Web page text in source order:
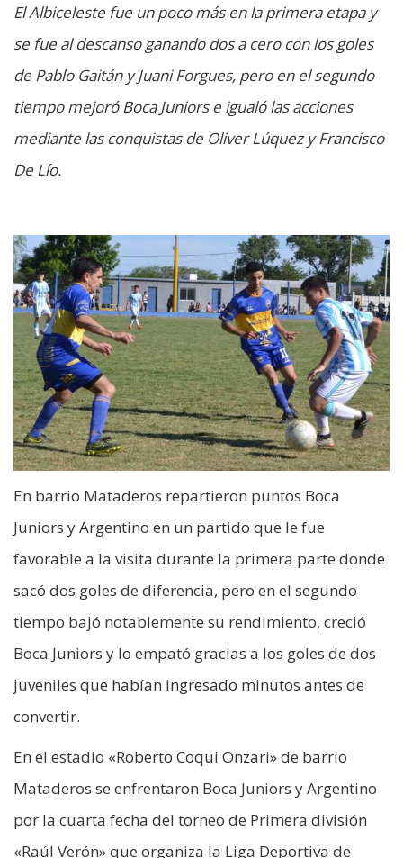
El Albiceleste fue un poco más en la primera etapa y
se fue al descanso ganando dos a cero con los goles
de Pablo Gaitán y Juani Forgues, pero en el segundo
tiempo mejoró Boca Juniors e igualó las acciones
mediante las conquistas de Oliver Lúquez y Francisco
De Lío.
En barrio Mataderos repartieron puntos Boca
Juniors y Argentino en un partido que le fue
favorable a la visita durante la primera parte donde
sacó dos goles de diferencia, pero en el segundo
tiempo bajó notablemente su rendimiento, creció
Boca Juniors y lo empató gracias a los goles de dos
juveniles que habían ingresado minutos antes de
convertir.
En el estadio «Roberto Coqui Onzari» de barrio
Mataderos se enfrentaron Boca Juniors y Argentino
por la cuarta fecha del torneo de Primera división
«Raúl Verón» que organiza la Liga Deportiva de